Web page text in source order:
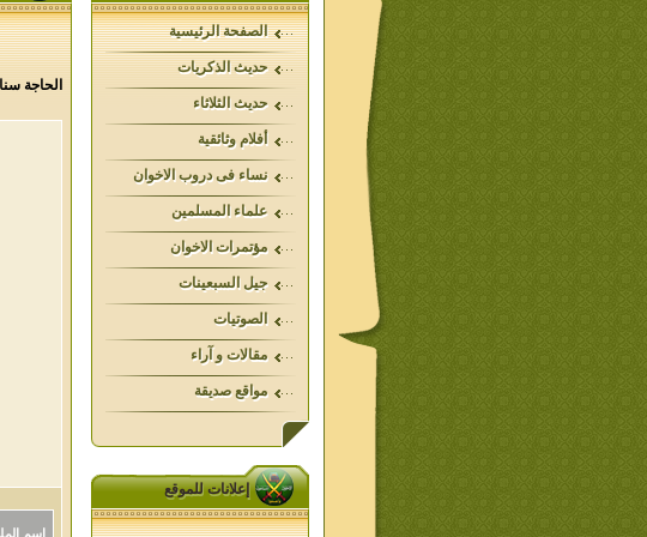
الصفحة الرئيسية
حديث الذكريات
حديث الثلاثاء
أفلام وثائقية
نساء فى دروب الاخوان
علماء المسلمين
مؤتمرات الاخوان
جيل السبعينات
الصوتيات
مقالات و آراء
مواقع صديقة
إعلانات للموقع
الحاجة
اسم